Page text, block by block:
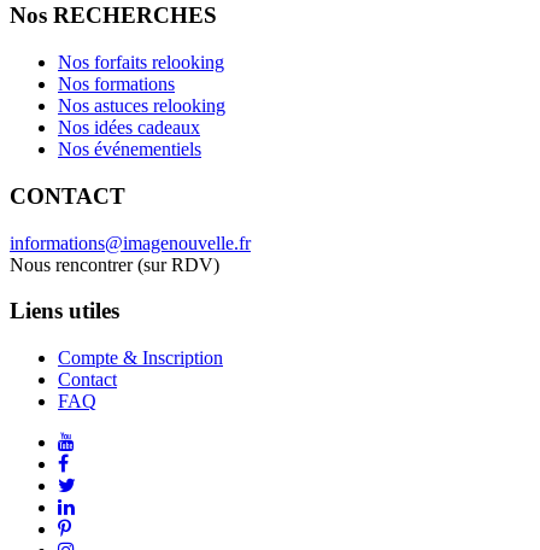
Nos RECHERCHES
Nos forfaits relooking
Nos formations
Nos astuces relooking
Nos idées cadeaux
Nos événementiels
CONTACT
informations@imagenouvelle.fr
Nous rencontrer (sur RDV)
Liens utiles
Compte & Inscription
Contact
FAQ